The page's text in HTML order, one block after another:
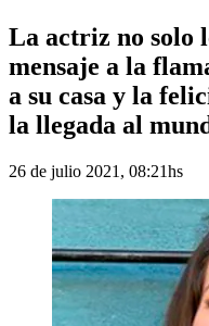
La actriz no solo
mensaje a la
a su casa y la
la llegada al
26 de julio 2021, 08:21hs